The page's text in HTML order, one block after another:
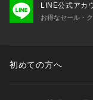
LINE公式アカ
お得なセール・
初めての方へ